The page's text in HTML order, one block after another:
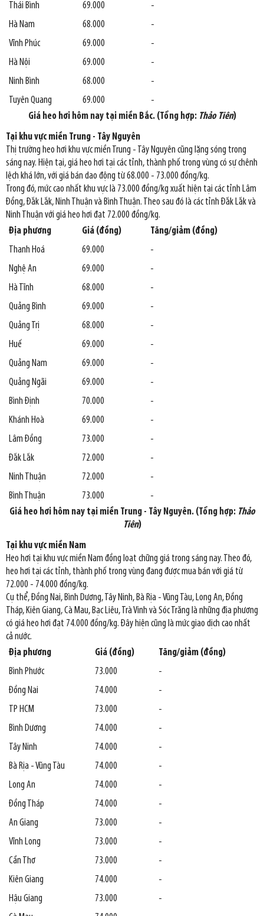
Thái Bình
69.000
-
Hà Nam
68.000
-
Vĩnh Phúc
69.000
-
Hà Nội
69.000
-
Ninh Bình
68.000
-
Tuyên Quang
69.000
-
Giá heo hơi hôm nay tại miền Bắc. (Tổng hợp: Thảo Tiên)
Tại khu vực miền Trung - Tây Nguyên
Thị trường heo hơi khu vực miền Trung - Tây Nguyên cũng lặng sóng trong
sáng nay. Hiện tại, giá heo hơi tại các tỉnh, thành phố trong vùng có sự chênh
lệch khá lớn, với giá bán dao động từ 68.000 - 73.000 đồng/kg.
Trong đó, mức cao nhất khu vực là 73.000 đồng/kg xuất hiện tại các tỉnh Lâm
Đồng, Đắk Lắk, Ninh Thuận và Bình Thuận. Theo sau đó là các tỉnh Đắk Lắk và
Ninh Thuận với giá heo hơi đạt 72.000 đồng/kg.
Địa phương
Giá (đồng)
Tăng/giảm (đồng)
Thanh Hoá
69.000
-
Nghệ An
69.000
-
Hà Tĩnh
68.000
-
Quảng Bình
69.000
-
Quảng Trị
68.000
-
Huế
69.000
-
Quảng Nam
69.000
-
Quảng Ngãi
69.000
-
Bình Định
70.000
-
Khánh Hoà
69.000
-
Lâm Đồng
73.000
-
Đắk Lắk
72.000
-
Ninh Thuận
72.000
-
Bình Thuận
73.000
-
Giá heo hơi hôm nay tại miền Trung - Tây Nguyên. (Tổng hợp: Thảo
Tiên)
Tại khu vực miền Nam
Heo hơi tại khu vực miền Nam đồng loạt chững giá trong sáng nay. Theo đó,
heo hơi tại các tỉnh, thành phố trong vùng đang được mua bán với giá từ
72.000 - 74.000 đồng/kg.
Cụ thể, Đồng Nai, Bình Dương, Tây Ninh, Bà Rịa - Vũng Tàu, Long An, Đồng
Tháp, Kiên Giang, Cà Mau, Bạc Liêu, Trà Vinh và Sóc Trăng là những địa phương
có giá heo hơi đạt 74.000 đồng/kg. Đây hiện cũng là mức giao dịch cao nhất
cả nước.
Địa phương
Giá (đồng)
Tăng/giảm (đồng)
Bình Phước
73.000
-
Đồng Nai
74.000
-
TP HCM
73.000
-
Bình Dương
74.000
-
Tây Ninh
74.000
-
Bà Rịa - Vũng Tàu
74.000
-
Long An
74.000
-
Đồng Tháp
74.000
-
An Giang
73.000
-
Vĩnh Long
73.000
-
Cần Thơ
73.000
-
Kiên Giang
74.000
-
Hậu Giang
73.000
-